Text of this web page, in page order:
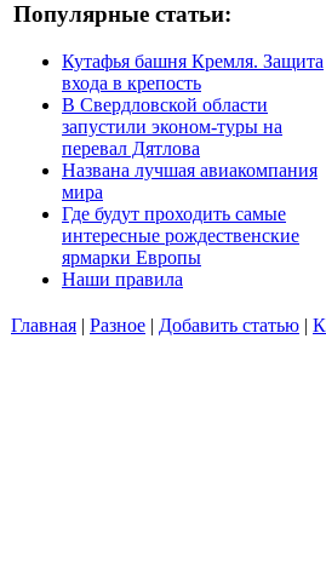
Популярные статьи:
Кутафья башня Кремля. Защита
входа в крепость
В Свердловской области
запустили эконом-туры на
перевал Дятлова
Названа лучшая авиакомпания
мира
Где будут проходить самые
интересные рождественские
ярмарки Европы
Наши правила
Главная | Разное | Добавить статью |